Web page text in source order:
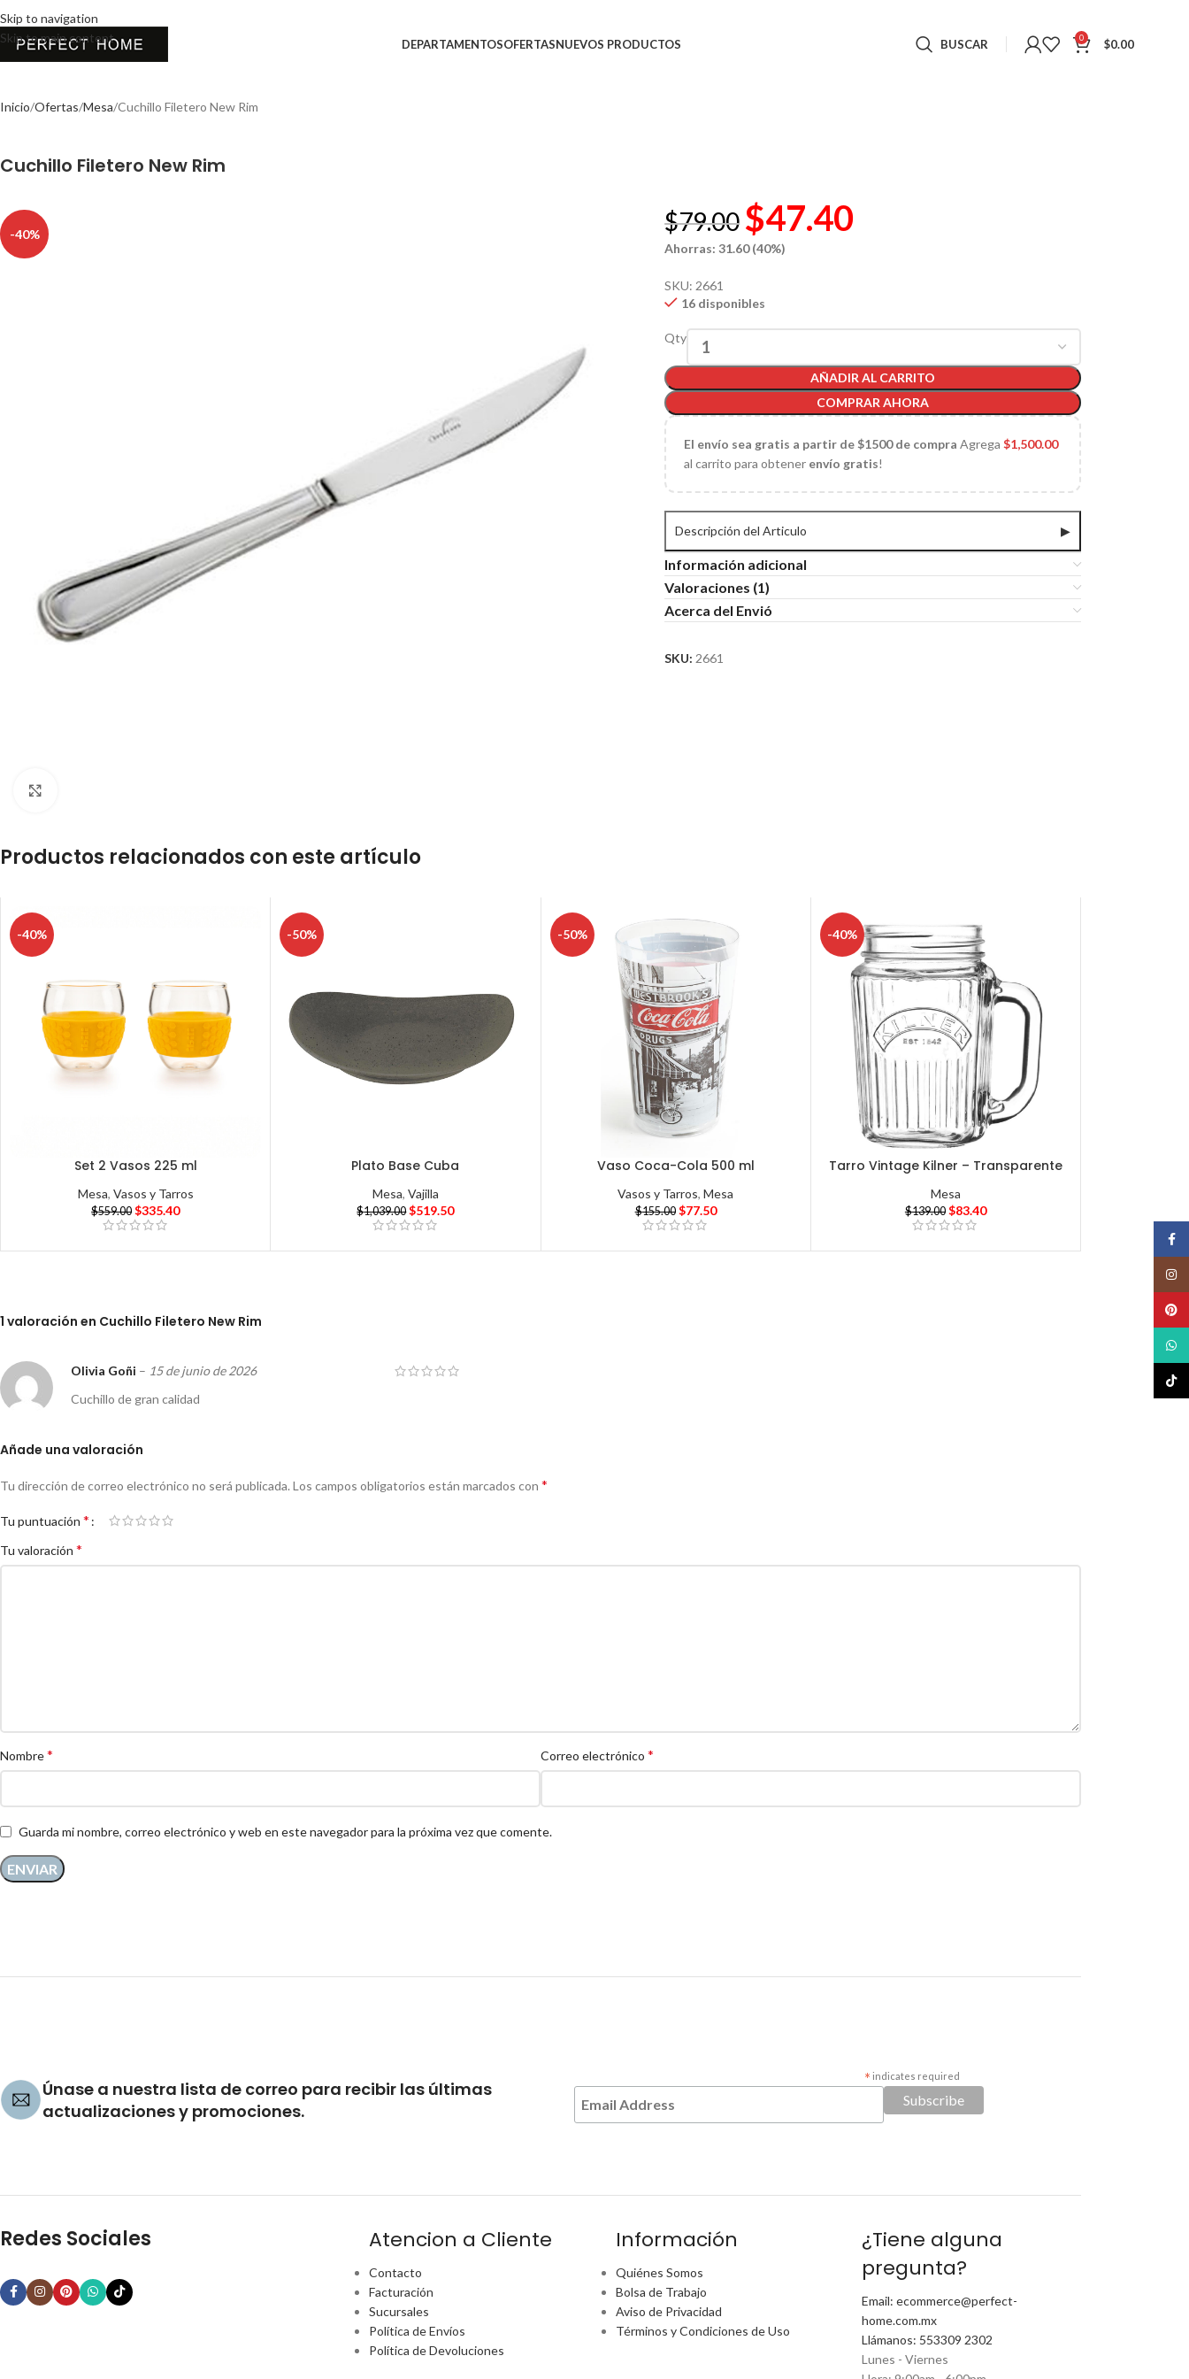
Skip to navigation
Skip to main content
DEPARTAMENTOSOFERTASNUEVOS PRODUCTOS BUSCAR 0 $0.00
Inicio Ofertas Mesa Cuchillo Filetero New Rim
Cuchillo Filetero New Rim
-40% $79.00 $47.40
Ahorras: 31.60 (40%)
SKU: 2661
16 disponibles
Qty
AÑADIR AL CARRITO
COMPRAR AHORA
El envío sea gratis a partir de $1500 de compra Agrega$1,500.00
al carrito para obtener envío gratis!
Descripción del Articulo ▶
Información adicional
Valoraciones (1)
Acerca del Envió
SKU: 2661
Productos relacionados con este artículo
-40%
Set 2 Vasos 225 ml
Mesa, Vasos y Tarros
$559.00 $335.40
-50%
Plato Base Cuba
Mesa, Vajilla
$1,039.00 $519.50
-50%
Vaso Coca-Cola 500 ml
Vasos y Tarros,Mesa
$155.00 $77.50
-40%
Tarro Vintage Kilner – Transparente
Mesa
$139.00 $83.40
1 valoración en Cuchillo Filetero New Rim
Olivia Goñi – 15 de junio de 2026
Cuchillo de gran calidad
Añade una valoración
Tu dirección de correo electrónico no será publicada.Los campos obligatorios están marcados con *
Tu puntuación *
Tu valoración *
Nombre* Correo electrónico *
Guarda mi nombre, correo electrónico y web en este navegador para la próxima vez que comente.
Únase a nuestra lista de correo para recibir las últimas
actualizaciones y promociones.
* indicates required
Redes Sociales Atencion a Cliente
Contacto
Facturación
Sucursales
Política de Envíos
Política de Devoluciones
Información
Quiénes Somos
Bolsa de Trabajo
Aviso de Privacidad
Términos y Condiciones de Uso
¿Tiene alguna
pregunta?
Email: ecommerce@perfect-
home.com.mx
Llámanos: 553309 2302
Lunes - Viernes